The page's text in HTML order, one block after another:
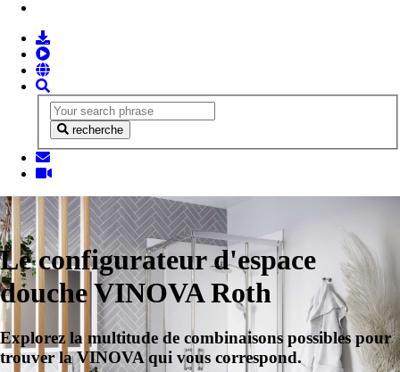
recherche
Le configurateur d'espace
douche VINOVA Roth
Explorez la multitude de combinaisons possibles pour
trouver la VINOVA qui vous correspond.